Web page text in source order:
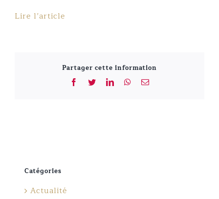
Lire l’article
Partager cette information
Facebook
TwitterLinkedInWhatsApp
Email
Catégories
Actualité